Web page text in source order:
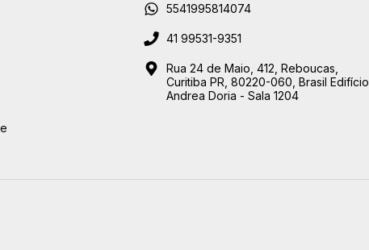
5541995814074
41 99531-9351
Rua 24 de Maio, 412, Reboucas,
Curitiba PR, 80220-060, Brasil Edifício
Andrea Doria - Sala 1204